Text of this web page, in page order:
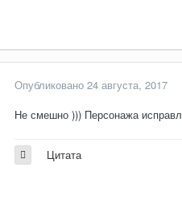
Опубликовано 24 августа, 2017
Не смешно ))) Персонажа
Цитата